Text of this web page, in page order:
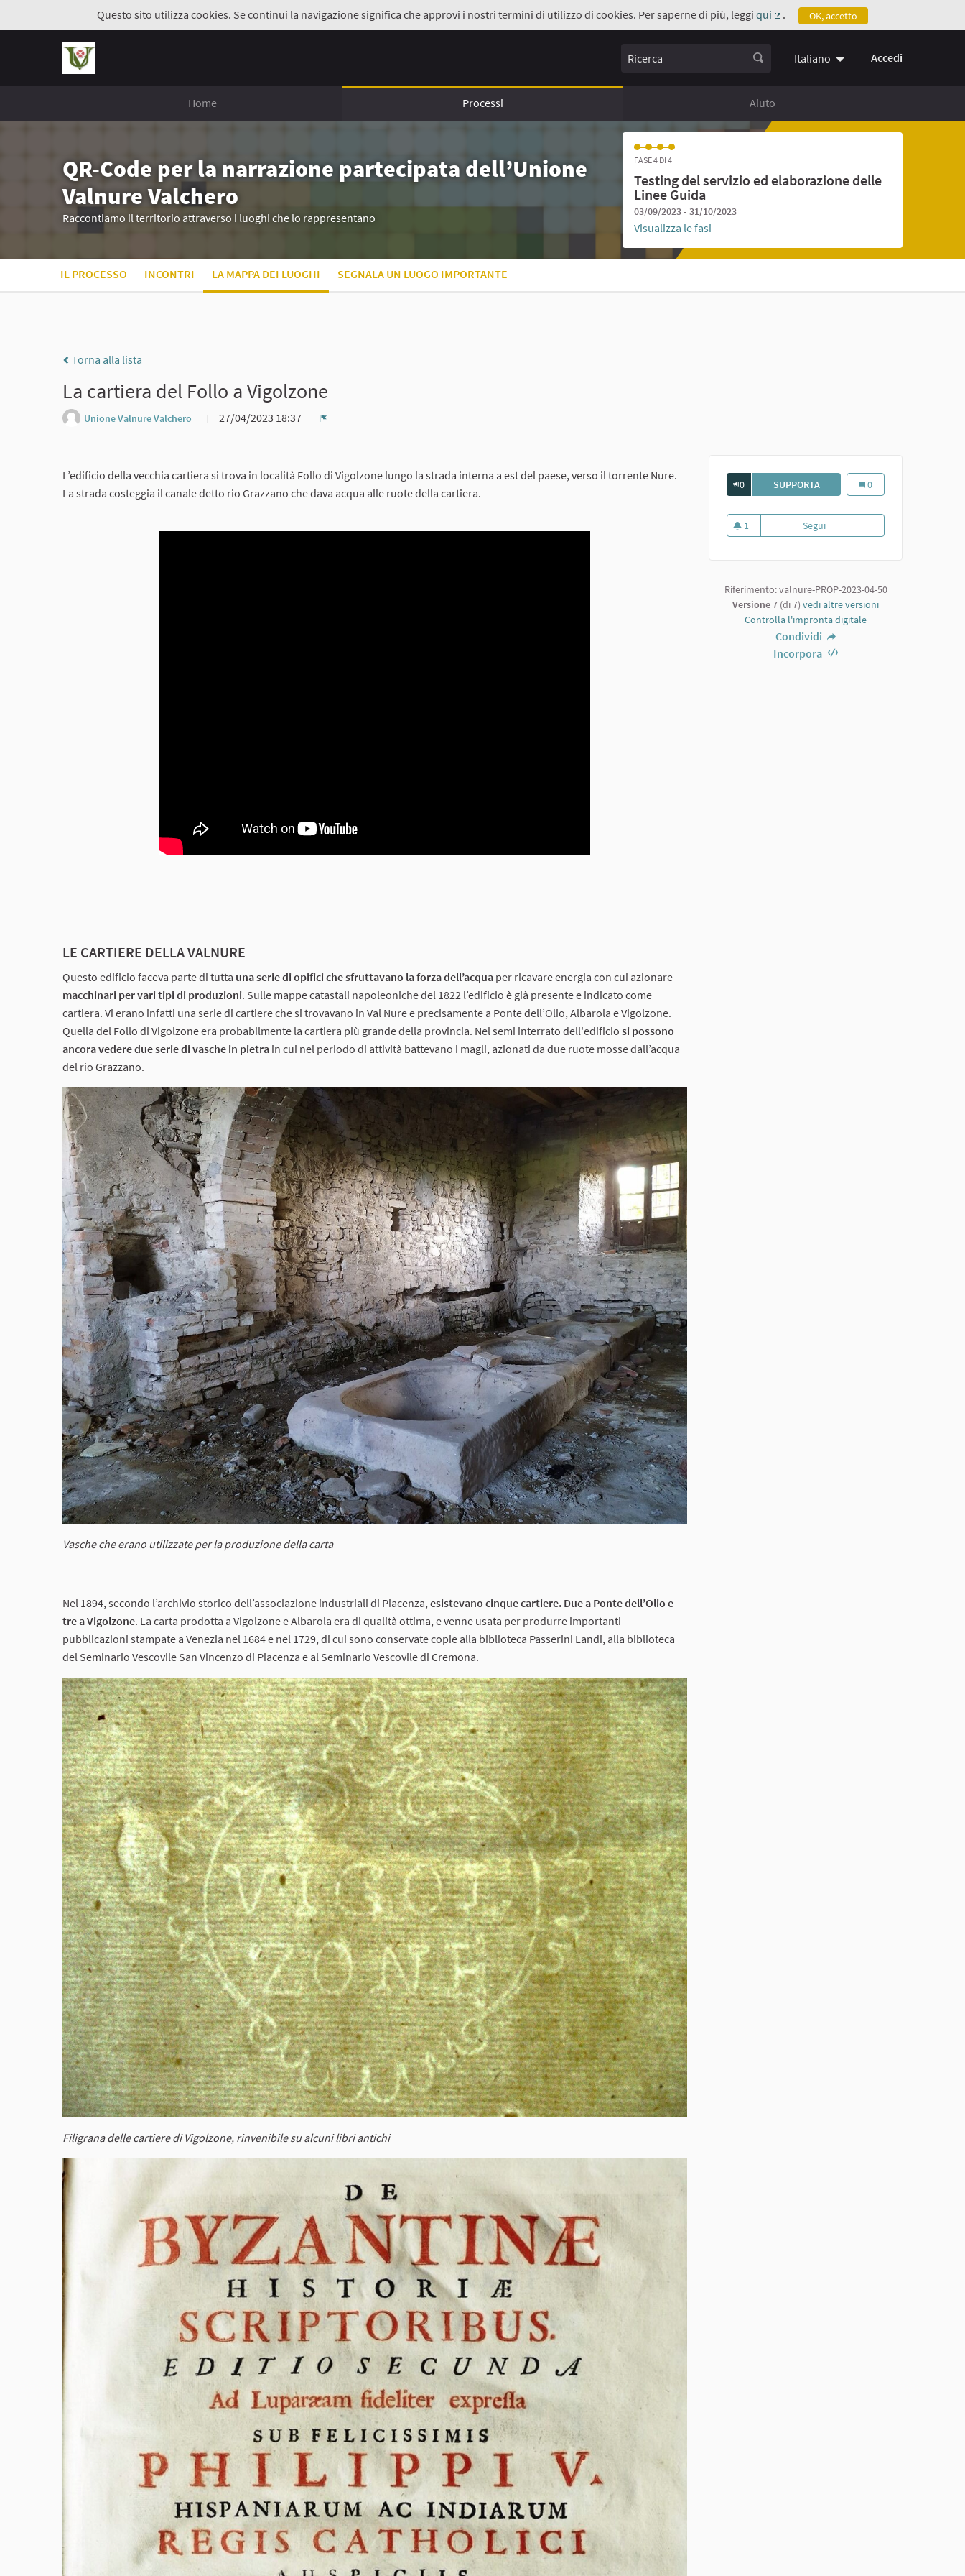
Questo sito utilizza cookies. Se continui la navigazione significa che approvi i nostri termini di utilizzo di cookies. Per saperne di più, leggi qui
(Collegamento esterno)
. OK, accetto
Ricerca Italiano Accedi
Home Processi Aiuto
QR-Code per la narrazione partecipata dell’Unione
Valnure Valchero
Raccontiamo il territorio attraverso i luoghi che lo rappresentano
FASE 4 DI 4
Testing del servizio ed elaborazione delle
Linee Guida
03/09/2023 - 31/10/2023
Visualizza le fasi
IL PROCESSO INCONTRI LA MAPPA DEI LUOGHI SEGNALA UN LUOGO IMPORTANTE
Torna alla lista
La cartiera del Follo a Vigolzone
Unione Valnure Valchero
27/04/2023 18:37
L’edificio della vecchia cartiera si trova in località Follo di Vigolzone lungo la strada interna a est del paese, verso il torrente Nure.
La strada costeggia il canale detto rio Grazzano che dava acqua alle ruote della cartiera.
LE CARTIERE DELLA VALNURE
Questo edificio faceva parte di tutta una serie di opifici che sfruttavano la forza dell’acqua per ricavare energia con cui azionare
macchinari per vari tipi di produzioni. Sulle mappe catastali napoleoniche del 1822 l’edificio è già presente e indicato come
cartiera. Vi erano infatti una serie di cartiere che si trovavano in Val Nure e precisamente a Ponte dell’Olio, Albarola e Vigolzone.
Quella del Follo di Vigolzone era probabilmente la cartiera più grande della provincia. Nel semi interrato dell'edificio si possono
ancora vedere due serie di vasche in pietra in cui nel periodo di attività battevano i magli, azionati da due ruote mosse dall’acqua
del rio Grazzano.
Vasche che erano utilizzate per la produzione della carta
Nel 1894, secondo l’archivio storico dell’associazione industriali di Piacenza, esistevano cinque cartiere. Due a Ponte dell’Olio e
tre a Vigolzone. La carta prodotta a Vigolzone e Albarola era di qualità ottima, e venne usata per produrre importanti
pubblicazioni stampate a Venezia nel 1684 e nel 1729, di cui sono conservate copie alla biblioteca Passerini Landi, alla biblioteca
del Seminario Vescovile San Vincenzo di Piacenza e al Seminario Vescovile di Cremona.
Filigrana delle cartiere di Vigolzone, rinvenibile su alcuni libri antichi
0 SUPPORTALA CARTIERA DEL FOLLO A
La cartiera del Follo a
0
1
1 sostenitori
Segui
Riferimento: valnure-PROP-2023-04-50
Versione 7 (di 7) vedi altre versioni
Controlla l'impronta digitale
Condividi
Incorpora